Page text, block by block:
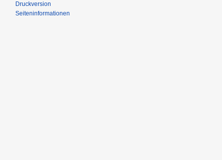
Druckversion
Seiteninformationen